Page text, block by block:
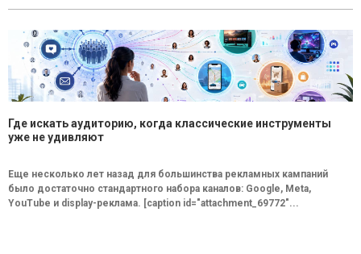
Где искать аудиторию, когда классические инструменты
уже не удивляют
Еще несколько лет назад для большинства рекламных кампаний
было достаточно стандартного набора каналов: Google, Meta,
YouTube и display-реклама. [caption id="attachment_69772"...